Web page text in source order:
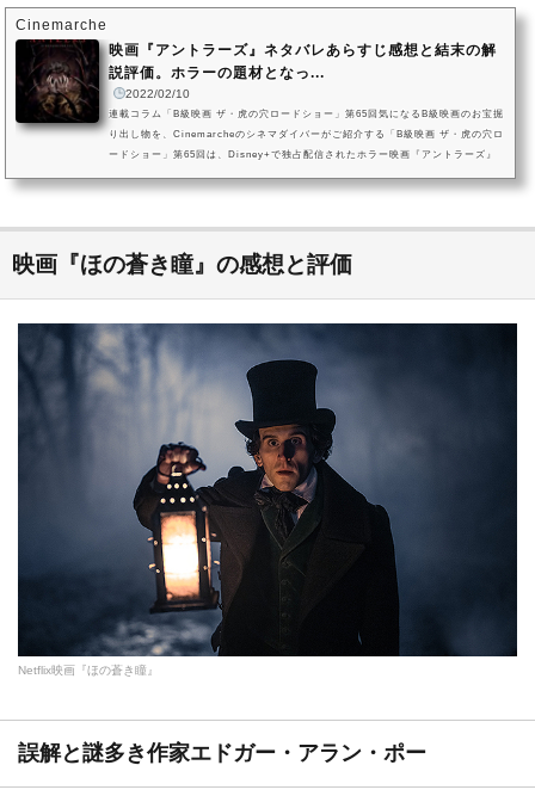
Cinemarche
映画『アントラーズ』ネタバレあらすじ感想と結末の解
説評価。ホラーの題材となっ...
2022/02/10
連載コラム「B級映画 ザ・虎の穴ロードショー」第65回気になるB級映画のお宝掘
り出し物を、Cinemarcheのシネマダイバーがご紹介する「B級映画 ザ・虎の穴ロ
ードショー」第65回は、Disney+で独占配信されたホラー映画『アントラーズ』
映画『ほの蒼き瞳』の感想と評価
Netflix映画『ほの蒼き瞳』
誤解と謎多き作家エドガー・アラン・ポー